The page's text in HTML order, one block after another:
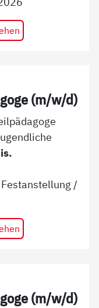
(m/w/d)
Festanstellung /
(m/w/d)